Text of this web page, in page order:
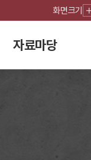
화면크기
자료마당